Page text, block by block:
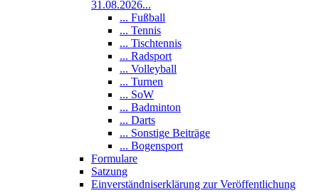
31.08.2026...
... Fußball
... Tennis
... Tischtennis
... Radsport
... Volleyball
... Turnen
... SoW
... Badminton
... Darts
... Sonstige Beiträge
... Bogensport
Formulare
Satzung
Einverständniserklärung zur Veröffentlichung